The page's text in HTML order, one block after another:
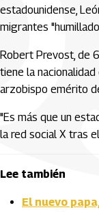
estadounidense,
migrantes
Robert Prevost, de
tiene la
arzobispo emérito
"Es más que un
la red social X tras
Lee también
El nuevo